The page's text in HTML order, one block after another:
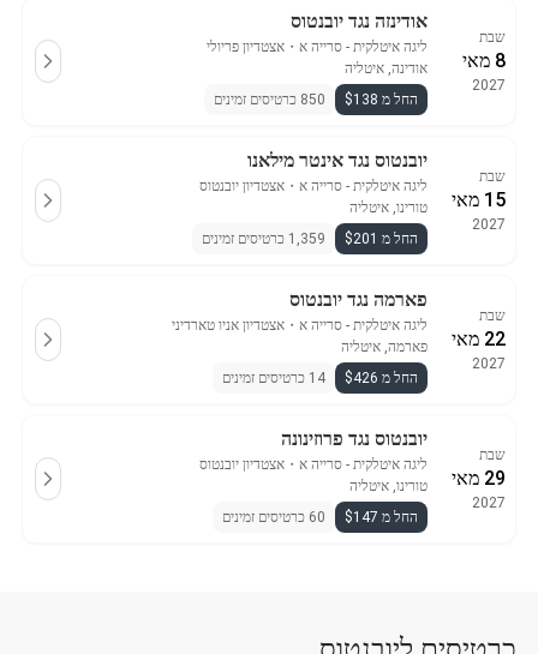
שבת
8 מאי
2027
אודינזה נגד יובנטוס
ליגה איטלקית - סרייה א ・ אצטדיון פריולי
אודינה, איטליה
החל מ $138
850 כרטיסים זמינים
שבת
15 מאי
2027
יובנטוס נגד אינטר מילאנו
ליגה איטלקית - סרייה א ・ אצטדיון יובנטוס
טורינו, איטליה
החל מ $201
1,359 כרטיסים זמינים
שבת
22 מאי
2027
פארמה נגד יובנטוס
ליגה איטלקית - סרייה א ・ אצטדיון אניו טארדיני
פארמה, איטליה
החל מ $426
14 כרטיסים זמינים
שבת
29 מאי
2027
יובנטוס נגד פרוזינונה
ליגה איטלקית - סרייה א ・ אצטדיון יובנטוס
טורינו, איטליה
החל מ $147
60 כרטיסים זמינים